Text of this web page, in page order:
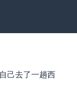
己去了一趟西